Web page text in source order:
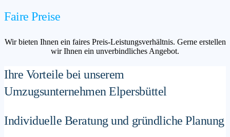
Faire Preise
Wir bieten Ihnen ein faires Preis-Leistungsverhältnis. Gerne erstellen
wir Ihnen ein unverbindliches Angebot.
Ihre Vorteile bei unserem
Umzugsunternehmen Elpersbüttel
Individuelle Beratung und gründliche Planung